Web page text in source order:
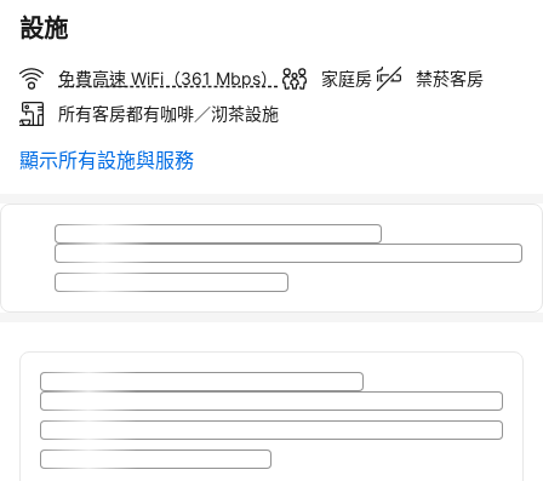
設施
免費高速 WiFi（361 Mbps） 家庭房
禁菸客房
所有客房都有咖啡／沏茶設施
顯示所有設施與服務